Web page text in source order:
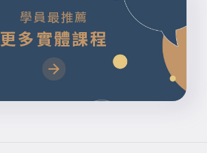
學員最推薦
更多實體課程